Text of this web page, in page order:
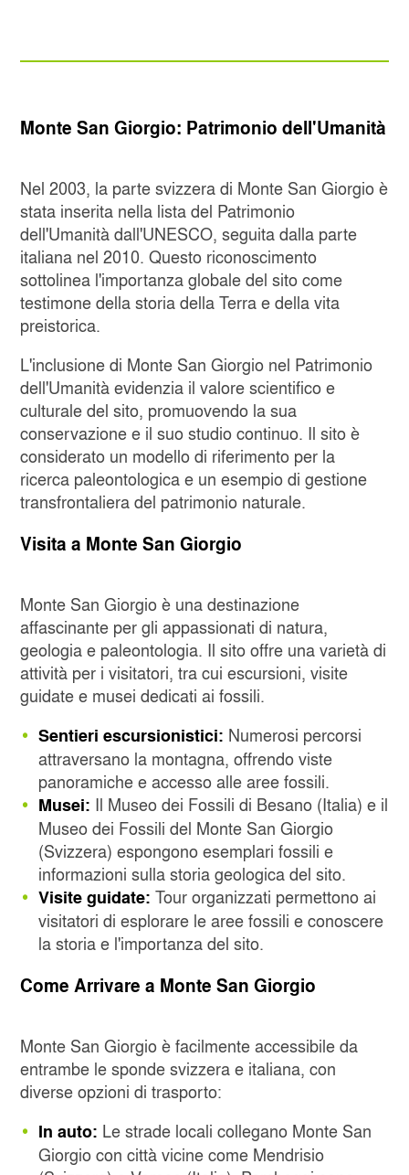
Monte San Giorgio: Patrimonio dell'Umanità
Nel 2003, la parte svizzera di Monte San Giorgio è
stata inserita nella lista del Patrimonio
dell'Umanità dall'UNESCO, seguita dalla parte
italiana nel 2010. Questo riconoscimento
sottolinea l'importanza globale del sito come
testimone della storia della Terra e della vita
preistorica.
L'inclusione di Monte San Giorgio nel Patrimonio
dell'Umanità evidenzia il valore scientifico e
culturale del sito, promuovendo la sua
conservazione e il suo studio continuo. Il sito è
considerato un modello di riferimento per la
ricerca paleontologica e un esempio di gestione
transfrontaliera del patrimonio naturale.
Visita a Monte San Giorgio
Monte San Giorgio è una destinazione
affascinante per gli appassionati di natura,
geologia e paleontologia. Il sito offre una varietà di
attività per i visitatori, tra cui escursioni, visite
guidate e musei dedicati ai fossili.
Sentieri escursionistici: Numerosi percorsi
attraversano la montagna, offrendo viste
panoramiche e accesso alle aree fossili.
Musei: Il Museo dei Fossili di Besano (Italia) e il
Museo dei Fossili del Monte San Giorgio
(Svizzera) espongono esemplari fossili e
informazioni sulla storia geologica del sito.
Visite guidate: Tour organizzati permettono ai
visitatori di esplorare le aree fossili e conoscere
la storia e l'importanza del sito.
Come Arrivare a Monte San Giorgio
Monte San Giorgio è facilmente accessibile da
entrambe le sponde svizzera e italiana, con
diverse opzioni di trasporto:
In auto: Le strade locali collegano Monte San
Giorgio con città vicine come Mendrisio